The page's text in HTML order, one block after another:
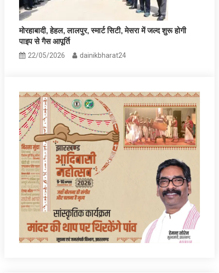
मोरहाबादी, हेहल, लालपुर, स्मार्ट सिटी, मेसरा में जल्‍द शुरू होगी
पाइप से गैस आपूर्ति
22/05/2026 dainikbharat24